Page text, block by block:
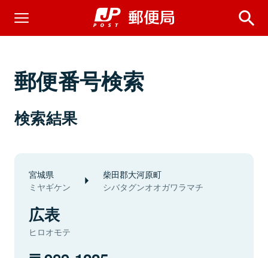
郵便番号検索
検索結果
宮城県
ミヤギケン
柴田郡大河原町
シバタグンオオガワラマチ
広表
ヒロオモテ